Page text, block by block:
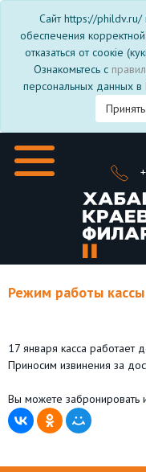
Сайт https://phildv.ru/
обеспечения
отказаться от соокіе
Ознакомьтесь с
персональных данных в
Принять
Режим работы
17 января касса работает
Приносим извинения за
Вы можете забронировать